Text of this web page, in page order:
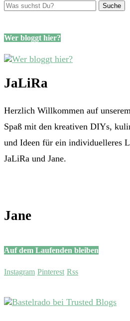
Wer bloggt hier?
JaLiRa
Herzlich Willkommen auf
Spaß mit den kreativen DIYs,
und Ideen für ein individuelleres
JaLiRa und Jane.
Jane
Auf dem Laufenden bleiben
Instagram Pinterest Rss